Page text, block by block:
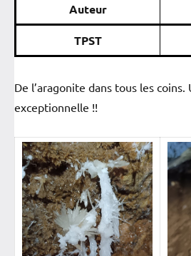
Auteur
TPST
De l’aragonite dans tous les coins.
exceptionnelle !!